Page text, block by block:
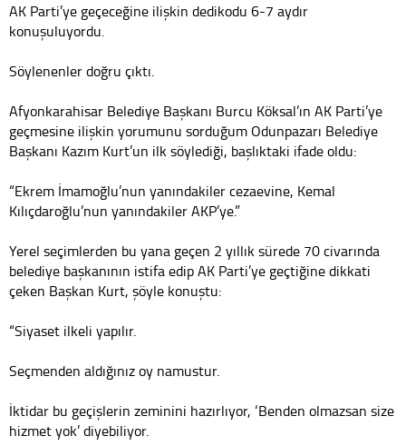
AK Parti’ye geçeceğine ilişkin dedikodu 6-7 aydır
konuşuluyordu.
Söylenenler doğru çıktı.
Afyonkarahisar Belediye Başkanı Burcu Köksal’ın AK Parti’ye
geçmesine ilişkin yorumunu sorduğum Odunpazarı Belediye
Başkanı Kazım Kurt’un ilk söylediği, başlıktaki ifade oldu:
“Ekrem İmamoğlu’nun yanındakiler cezaevine, Kemal
Kılıçdaroğlu’nun yanındakiler AKP’ye.”
Yerel seçimlerden bu yana geçen 2 yıllık sürede 70 civarında
belediye başkanının istifa edip AK Parti’ye geçtiğine dikkati
çeken Başkan Kurt, şöyle konuştu:
“Siyaset ilkeli yapılır.
Seçmenden aldığınız oy namustur.
İktidar bu geçişlerin zeminini hazırlıyor, ‘Benden olmazsan size
hizmet yok’ diyebiliyor.